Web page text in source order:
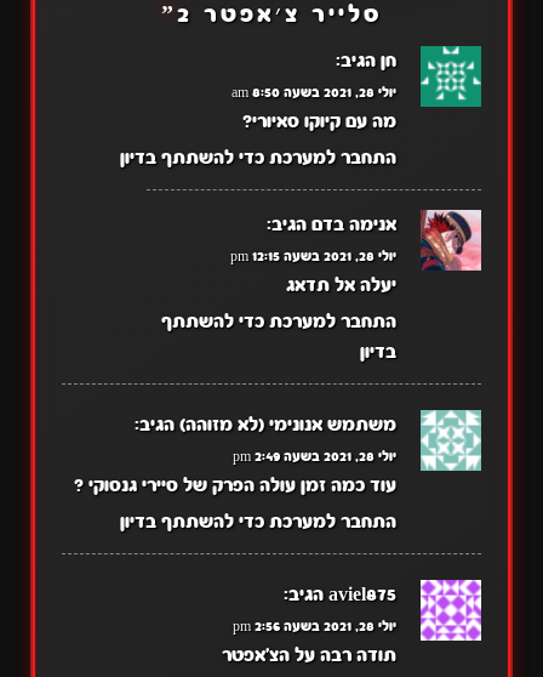
סלייר צ׳אפטר 2
”
חן הגיב:
יולי 28, 2021 בשעה 8:50 am
מה עם קיוקו סאיורי?
התחבר למערכת כדי להשתתף בדיון
אנימה בדם הגיב:
יולי 28, 2021 בשעה 12:15 pm
יעלה אל תדאג
התחבר למערכת כדי להשתתף
בדיון
משתמש אנונימי (לא מזוהה) הגיב:
יולי 28, 2021 בשעה 2:49 pm
עוד כמה זמן עולה הפרק של סיירי גנסוקי ?
התחבר למערכת כדי להשתתף בדיון
aviel875 הגיב:
יולי 28, 2021 בשעה 2:56 pm
תודה רבה על הצ'אפטר